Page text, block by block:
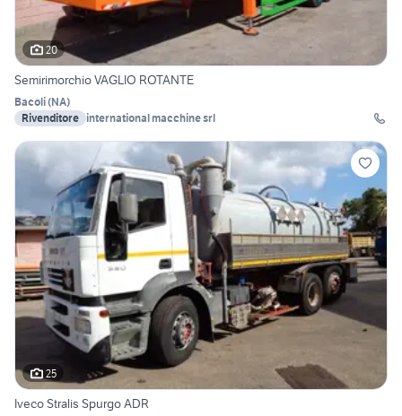
20
Semirimorchio VAGLIO ROTANTE
Bacoli(NA)
Rivenditore international macchine srl
25
Iveco Stralis Spurgo ADR